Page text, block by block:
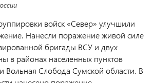
войск «Север» улучшили
Нанесли поражение живой силе
бригады ВСУ и двух
в районах населенных пунктов
Вольная Слобода Сумской области. В